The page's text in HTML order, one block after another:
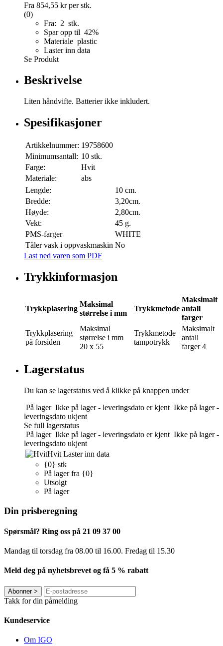
Fra 854,55 krper stk.
(0)
Fra: 2 stk.
Spar opp til 42%
Materiale plastic
Laster inn data
Se Produkt
Beskrivelse
Liten håndvifte. Batterier ikke inkludert.
Spesifikasjoner
Artikkelnummer: 19758600
Minimumsantall: 10 stk.
Farge:
Hvit
Materiale:
abs
Lengde:
10 cm.
Bredde:
3,20cm.
Høyde:
2,80cm.
Vekt:
45 g.
PMS-farger
WHITE
Tåler vask i oppvaskmaskin No
Last ned varen som PDF
Trykkinformasjon
Trykkplasering
Maksimal
størrelse i mm
Trykkmetode
Maksimalt
antall
farger
Trykkplasering
på forsiden
Maksimal
størrelse i mm
20 x 55
Trykkmetode
tampotrykk
Maksimalt
antall
farger 4
Lagerstatus
Du kan se lagerstatus ved å klikke på knappen under
På lager Ikke på lager - leveringsdato er kjent Ikke på lager -
leveringsdato ukjent
Se full lagerstatus
På lager Ikke på lager - leveringsdato er kjent Ikke på lager -
leveringsdato ukjent
Hvit Laster inn data
{0} stk
På lager fra {0}
Utsolgt
På lager
Din prisberegning
Spørsmål? Ring oss på 21 09 37 00
Mandag til torsdag ​​fra 08.00 til 16.00. Fredag til 15.30
Meld deg på nyhetsbrevet og få 5 % rabatt
Abonner>
Takk for din påmelding
Kundeservice
Om IGO